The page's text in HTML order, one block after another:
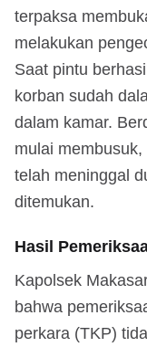
terpaksa
melakukan
Saat pintu
korban sudah
dalam kamar.
mulai
telah meninggal
ditemukan.
Hasil
Kapolsek
bahwa
perkara (TKP)